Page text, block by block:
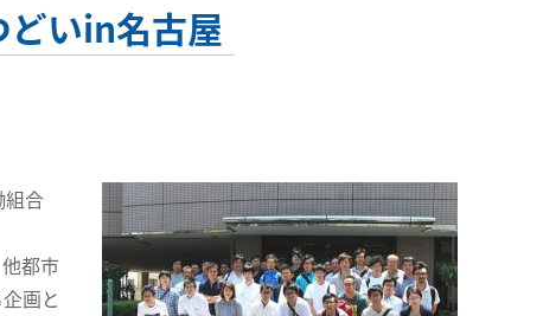
いin名古屋
組合
都市
画と